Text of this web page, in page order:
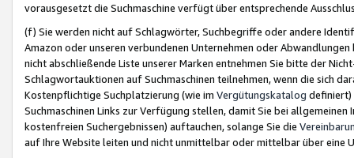
vorausgesetzt die Suchmaschine verfügt über entsprechende
(f) Sie werden nicht auf Schlagwörter, Suchbegriffe oder andere
Amazon oder unseren verbundenen Unternehmen oder
nicht abschließende Liste unserer Marken entnehmen Sie bitte der
Schlagwortauktionen auf Suchmaschinen teilnehmen, wenn die sich
Kostenpflichtige Suchplatzierung (wie im Vergütungskatalog definiert)
Suchmaschinen Links zur Verfügung stellen, damit Sie bei
kostenfreien Suchergebnissen) auftauchen, solange Sie die
auf Ihre Website leiten und nicht unmittelbar oder mittelbar über eine